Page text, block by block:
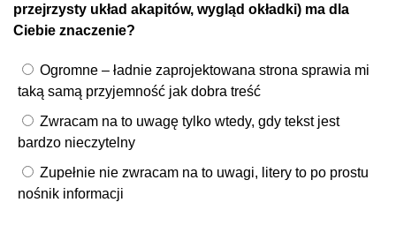
przejrzysty układ akapitów, wygląd okładki) ma dla
Ciebie znaczenie?
Ogromne – ładnie zaprojektowana strona sprawia mi
taką samą przyjemność jak dobra treść
Zwracam na to uwagę tylko wtedy, gdy tekst jest
bardzo nieczytelny
Zupełnie nie zwracam na to uwagi, litery to po prostu
nośnik informacji